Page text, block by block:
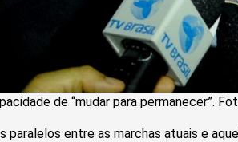
de “mudar para permanecer”.
paralelos entre as marchas atuais e